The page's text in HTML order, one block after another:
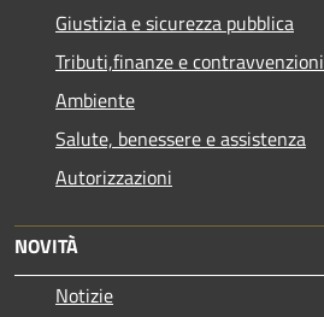
Giustizia e sicurezza pubblica
Tributi,finanze e contravvenzioni
Ambiente
Salute, benessere e assistenza
Autorizzazioni
NOVITÀ
Notizie